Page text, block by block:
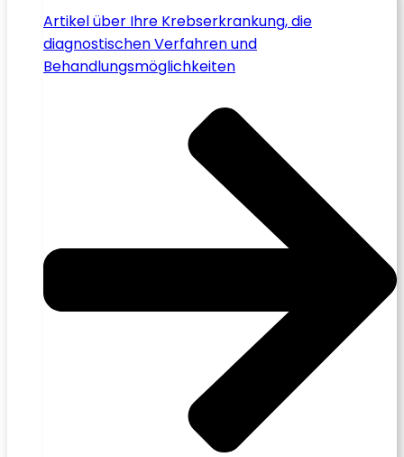
Artikel über Ihre Krebserkrankung, die
diagnostischen Verfahren und
Behandlungsmöglichkeiten